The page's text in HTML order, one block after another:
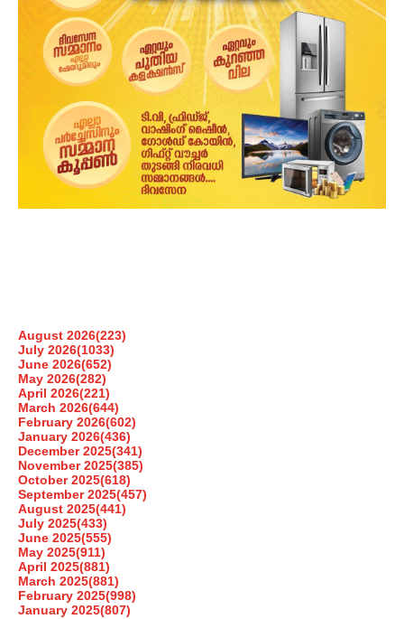
August 2026(223)
July 2026(1033)
June 2026(652)
May 2026(282)
April 2026(221)
March 2026(644)
February 2026(602)
January 2026(436)
December 2025(341)
November 2025(385)
October 2025(618)
September 2025(457)
August 2025(441)
July 2025(433)
June 2025(555)
May 2025(911)
April 2025(881)
March 2025(881)
February 2025(998)
January 2025(807)